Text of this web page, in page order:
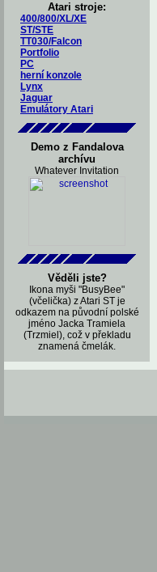
Atari stroje:
400/800/XL/XE
ST/STE
TT030/Falcon
Portfolio
PC
herní konzole
Lynx
Jaguar
Emulátory Atari
Demo z Fandalova
archívu
Whatever Invitation
Věděli jste?
Ikona myši "BusyBee"
(včelička) z Atari ST je
odkazem na původní polské
jméno Jacka Tramiela
(Trzmiel), což v překladu
znamená čmelák.